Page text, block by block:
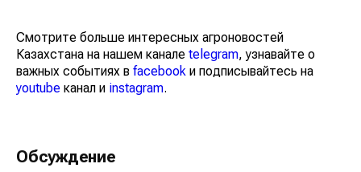
Смотрите больше интересных агроновостей
Казахстана на нашем канале telegram, узнавайте о
важных событиях в facebook и подписывайтесь на
youtube канал и instagram.
Обсуждение